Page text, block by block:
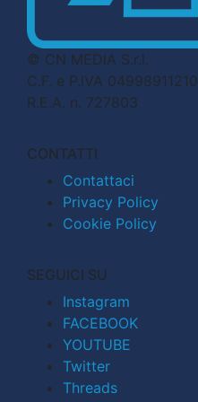
© CN MEDIA S.r.l.
C.F. e P.IVA 04998911210
R.E.A. n. 727803
CONTATTI
Contattaci
Privacy Policy
Cookie Policy
SEGUICI SU
Instagram
FACEBOOK
YOUTUBE
Twitter
Threads